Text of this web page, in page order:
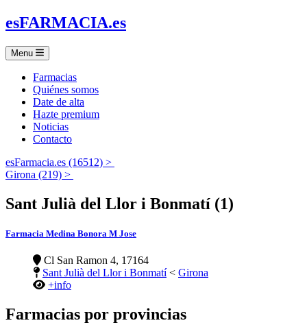
esFARMACIA.es
Menu
Farmacias
Quiénes somos
Date de alta
Hazte premium
Noticias
Contacto
esFarmacia.es (16512) >
Girona (219) >
Sant Julià del Llor i Bonmatí (1)
Farmacia Medina Bonora M Jose
Cl San Ramon 4, 17164
Sant Julià del Llor i Bonmatí< Girona
+info
Farmacias por provincias